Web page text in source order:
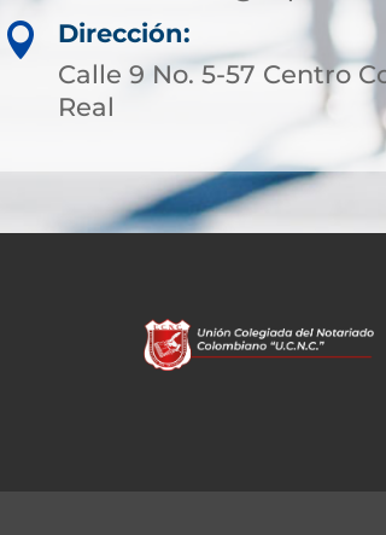

Dirección:
Calle 9 No. 5-57 Centro
Real